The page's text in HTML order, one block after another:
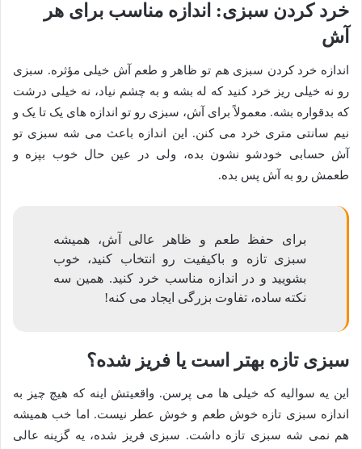
خرد کردن سبزی: اندازه مناسب برای هر
آش
اندازه خرد کردن سبزی هم تو ظاهر و طعم آش خیلی مؤثره. سبزی
رو نه خیلی ریز خرد کنید که له بشه و به چشم نیاد، نه خیلی درشت
که بدقواره بشه. معمولاً برای آش، سبزی رو تو اندازه های یک تا یک و
نیم سانتی متری خرد می کنن. این اندازه باعث می شه سبزی تو
آش حسابی خودشو نشون بده، ولی در عین حال خوب بپزه و
طعمش رو به آش پس بده.
برای حفظ طعم و ظاهر عالی آش، همیشه
سبزی تازه و باکیفیت رو انتخاب کنید، خوب
بشویید و در اندازه مناسب خرد کنید. همین سه
نکته ساده، تفاوت بزرگی ایجاد می کنه!
سبزی تازه بهتر است یا فریز شده؟
این یه سوالیه که خیلی ها می پرسن. واقعیتش اینه که هیچ چیز به
اندازه سبزی تازه خوش طعم و خوش عطر نیست. اما خب همیشه
هم نمی شه سبزی تازه داشت. سبزی فریز شده، یه گزینه عالی